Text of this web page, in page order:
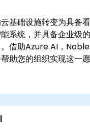
点或NobleProg企业
队转型。 该咨询服务
或多代理LLM框架
和创新者领导的组织
AI的下一个前沿领域。
合作伙伴。
基础设施转变为具备
系统，并具备企业级
借助Azure AI，
助您的组织实现这一
强大平台支持的现实世
目标是通过Azure
Speech Services构
利用Cognitive